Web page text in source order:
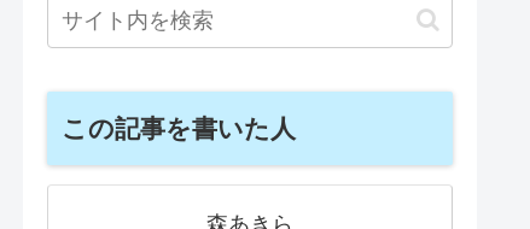
この記事を書いた人
森あきら